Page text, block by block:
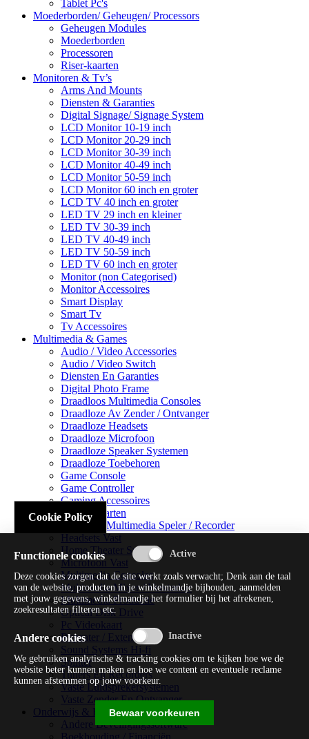
Tablet Pc's
Moederborden/ Geheugen/ Processors
Geheugen Modules
Moederborden
Processoren
Riser-kaarten
Monitoren & Tv’s
Arms And Mounts
Diensten & Garanties
Digital Signage/ Signage System
LCD Monitor 10-19 inch
LCD Monitor 20-29 inch
LCD Monitor 30-39 inch
LCD Monitor 40-49 inch
LCD Monitor 50-59 inch
LCD Monitor 60 inch en groter
LCD TV 40 inch en groter
LED TV 29 inch en kleiner
LED TV 30-39 inch
LED TV 40-49 inch
LED TV 50-59 inch
LED TV 60 inch en groter
Monitor (non Categorised)
Monitor Accessoires
Smart Display
Smart Tv
Tv Accessoires
Multimedia & Games
Audio / Video Accessories
Audio / Video Switch
Diensten En Garanties
Digital Photo Frame
Draadloos Multimedia Consoles
Draadloze Av Zender / Ontvanger
Draadloze Headsets
Draadloze Microfoon
Draadloze Speaker Systemen
Draadloze Toebehoren
Game Console
Game Controller
Gaming Accessoires
Geluidskaarten
Handheld Multimedia Speler / Recorder
Headsets Vast
Home Theater Systems
Microfoon Vast
Multimedia Consoles
Multimedia Mixer / Versterker
Multimedia Productie
Optical Disk Drive
Pc Videokaart
Repeater / Extender
Sound Systems Hi-fi
Splitter
Tuners En Recorders
Vaste Luidsprekersystemen
Vaste Zender En Ontvanger
Onderwijs & Recreatie
Andere Beveiligingssoftware
Cookie Policy
Functionele cookies
Deze cookies zorgen dat de site werkt zoals verwacht; Denk aan de taal
van de website, producten in je winkelmandje bijhouden, aanmelden
met jouw gegevens, winkelmandje het formulier bij het afrekenen,
zoekresultaten filteren etc.
Andere cookies
We gebruiken analytische & tracking cookies om te kijken hoe we de
website beter kunnen maken en hoe we content en eventuele reclame
kunnen afstemmen op jouw voorkeur.
Bewaar voorkeuren